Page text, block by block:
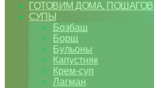
ГОТОВИМ ДОМА.
СУПЫ
Бозбаш
Борщ
Бульоны
Капустняк
Крем-суп
Лагман